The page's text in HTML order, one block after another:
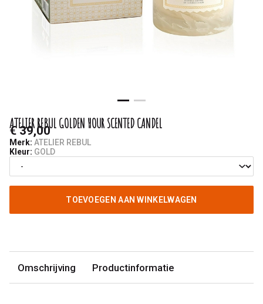
ATELIER REBUL GOLDEN HOUR SCENTED CANDEL
€ 39,00
Merk: ATELIER REBUL
Kleur: GOLD
TOEVOEGEN AAN WINKELWAGEN
Omschrijving Productinformatie